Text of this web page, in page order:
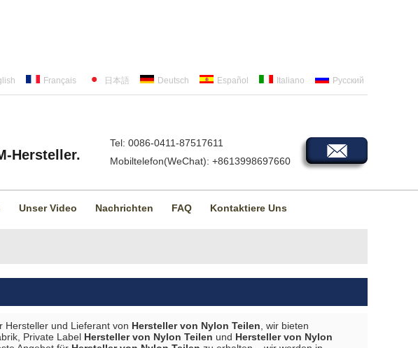
Français 日本語 Deutsch Español Italiano Русский
Hersteller.
Tel: 0086-0411-87517611
Mobiltelefon(WeChat): +8613998697660
Unser Video Nachrichten FAQ Kontaktiere Uns
Hersteller und Lieferant von Hersteller von Nylon Teilen , wir bieten
Private Label Hersteller von Nylon Teilen und Hersteller von Nylon